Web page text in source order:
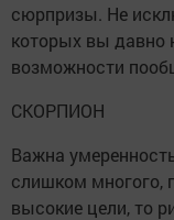
сюрпризы. Не
которых вы давно
возможности
СКОРПИОН
Важна
слишком многого,
высокие цели, то